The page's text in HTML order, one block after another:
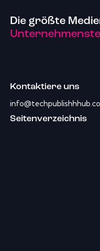
Die größte
Kontaktiere uns
Seitenverzeichnis